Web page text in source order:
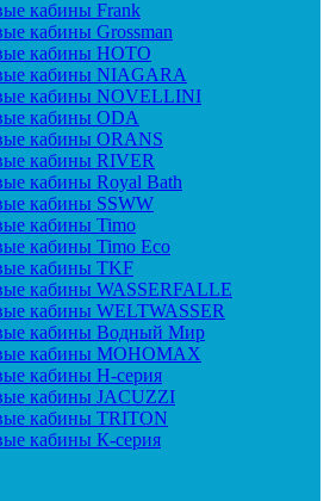
кабины Frank
кабины Grossman
кабины HOTO
кабины NIAGARA
кабины NOVELLINI
кабины ODA
кабины ORANS
кабины RIVER
кабины Royal Bath
кабины SSWW
кабины Timo
кабины Timo Eco
кабины TKF
кабины WASSERFALLE
кабины WELTWASSER
кабины Водный Мир
кабины МОНОМАХ
кабины H-серия
кабины JACUZZI
кабины TRITON
кабины К-серия